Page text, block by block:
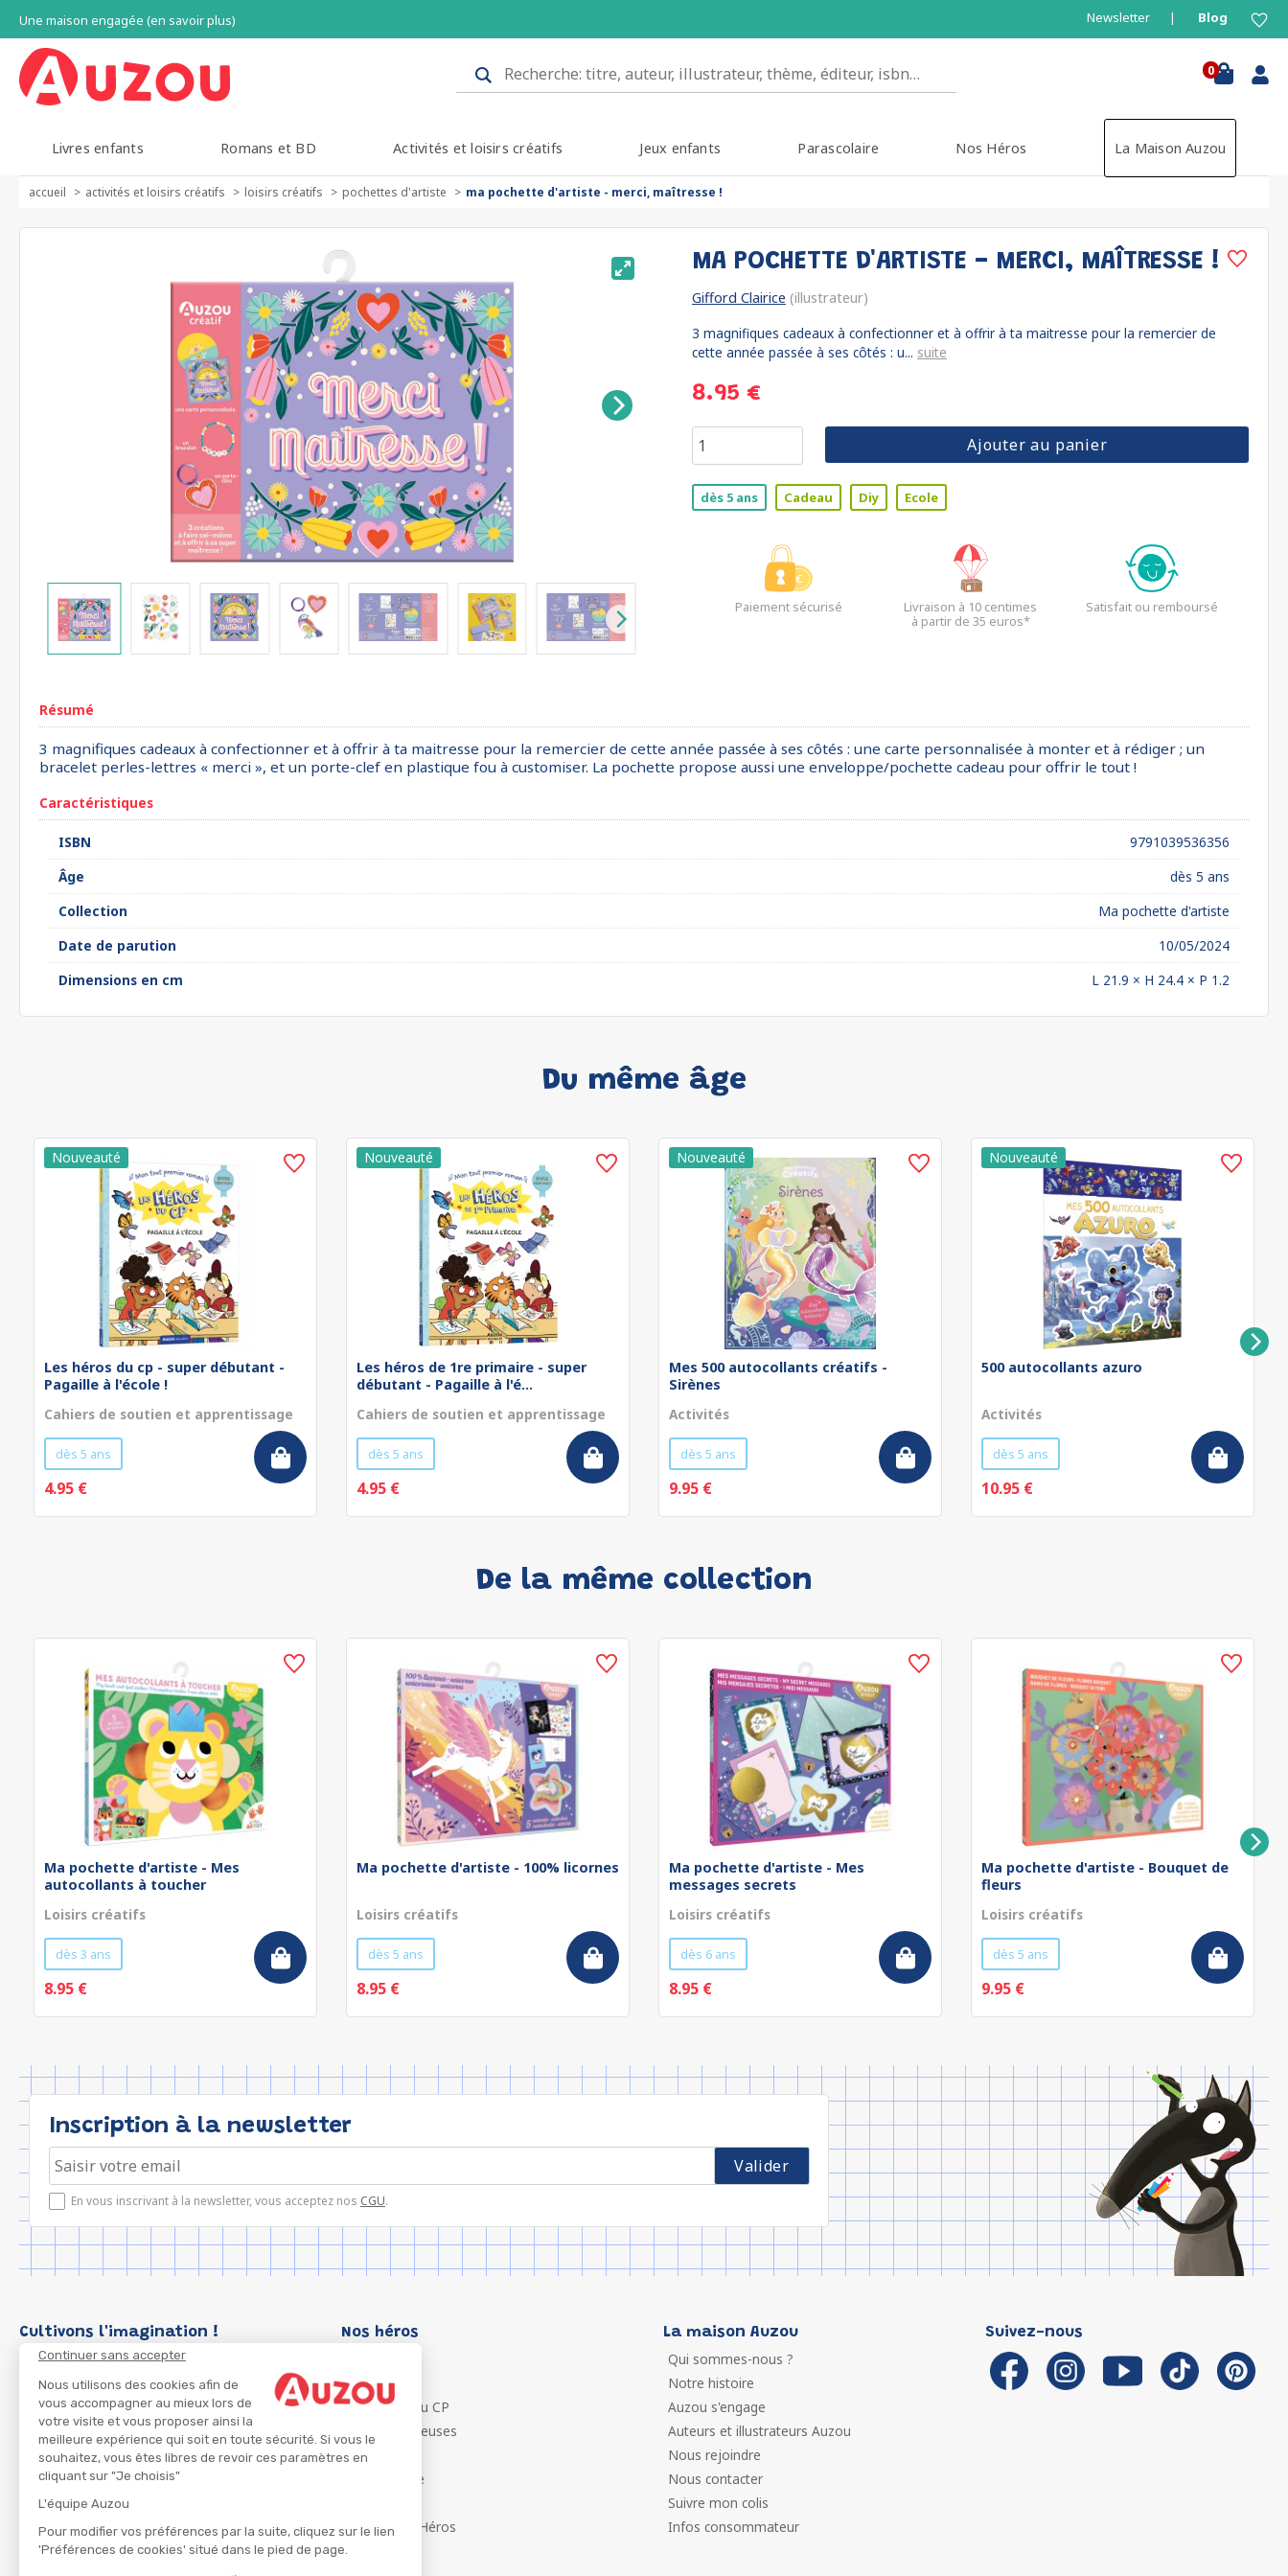
Continuer sans accepter
Nous utilisons des cookies afin de
vous accompagner au mieux lors de
votre visite et vous proposer ainsi la
meilleure expérience qui soit en toute sécurité. Si vous le
souhaitez, vous êtes libres de revoir ces paramètres en
cliquant sur "Je choisis"
L'équipe Auzou
Pour modifier vos préférences par la suite, cliquez sur le lien
'Préférences de cookies' situé dans le pied de page.
Une maison engagée (en savoir plus) Newsletter Blog
0
Livres enfants Romans et BD Activités et loisirs créatifs Jeux enfants Parascolaire Nos Héros La Maison Auzou
accueil activités et loisirs créatifs loisirs créatifs pochettes d'artiste ma pochette d'artiste - merci, maîtresse !
MA POCHETTE D'ARTISTE - MERCI, MAÎTRESSE !
Gifford Clairice (illustrateur)
3 magnifiques cadeaux à confectionner et à offrir à ta maitresse pour la remercier de
cette année passée à ses côtés : u... suite
8.95 €
Ajouter au panier
dès 5 ans Cadeau Diy Ecole
Paiement sécurisé
Livraison à 10 centimes
à partir de 35 euros*
Satisfait ou remboursé
Résumé
3 magnifiques cadeaux à confectionner et à offrir à ta maitresse pour la remercier de cette année passée à ses côtés : une carte personnalisée à monter et à rédiger ; un
bracelet perles-lettres « merci », et un porte-clef en plastique fou à customiser. La pochette propose aussi une enveloppe/pochette cadeau pour offrir le tout !
Caractéristiques
ISBN
9791039536356
Âge
dès 5 ans
Collection
Ma pochette d'artiste
Date de parution
10/05/2024
Dimensions en cm
L 21.9 × H 24.4 × P 1.2
Du même âge
Les héros du cp - super débutant -
Pagaille à l'école !
Cahiers de soutien et apprentissage
dès 5 ans
4.95 €
Les héros de 1re primaire - super
débutant - Pagaille à l'é...
Cahiers de soutien et apprentissage
dès 5 ans
4.95 €
Mes 500 autocollants créatifs -
Sirènes
Activités
dès 5 ans
9.95 €
500 autocollants azuro
Activités
dès 5 ans
10.95 €
De la même collection
Ma pochette d'artiste - Mes
autocollants à toucher
Loisirs créatifs
dès 3 ans
8.95 €
Ma pochette d'artiste - 100% licornes
Loisirs créatifs
dès 5 ans
8.95 €
Ma pochette d'artiste - Mes
messages secrets
Loisirs créatifs
dès 6 ans
8.95 €
Ma pochette d'artiste - Bouquet de
fleurs
Loisirs créatifs
dès 5 ans
9.95 €
Inscription à la newsletter
En vous inscrivant à la newsletter, vous acceptez nos CGU.
Cultivons l'imagination ! Nos héros
P'tit Loup
Les Héros du CP
Les Influenceuses
Migali
Petite Taupe
Ma Boîte à Héros
La maison Auzou
Qui sommes-nous ?
Notre histoire
Auzou s'engage
Auteurs et illustrateurs Auzou
Nous rejoindre
Nous contacter
Suivre mon colis
Infos consommateur
Suivez-nous